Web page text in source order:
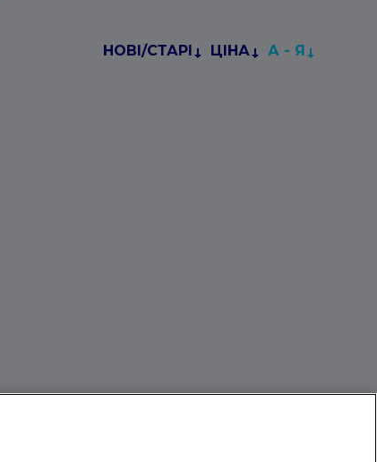
НОВІ/СТАРІ ЦІНА А - Я